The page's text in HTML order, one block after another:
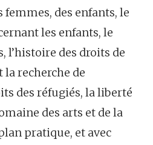
femmes, des enfants, le
les enfants, le
l’histoire des droits de
la recherche de
des réfugiés, la liberté
des arts et de la
pratique, et avec